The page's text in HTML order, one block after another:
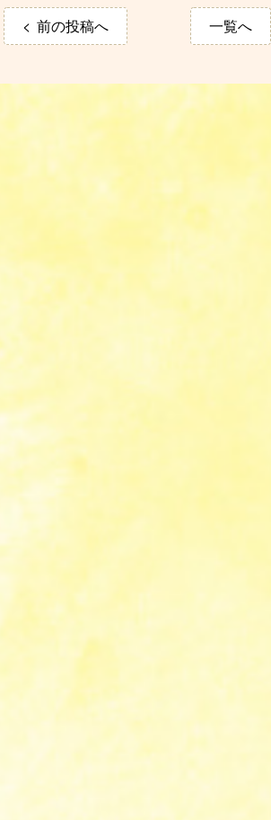
前の投稿へ 一覧へ